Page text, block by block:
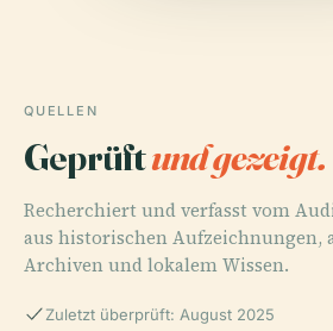
QUELLEN
Geprüftund gezeigt.
Recherchiert und verfasst vom
aus historischen Aufzeichnungen,
Archiven und lokalem Wissen.
Zuletzt überprüft: August 2025